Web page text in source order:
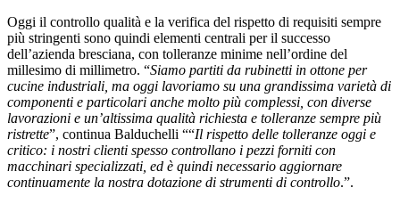
Oggi il controllo qualità e la verifica del rispetto di requisiti sempre
più stringenti sono quindi elementi centrali per il successo
dell’azienda bresciana, con tolleranze minime nell’ordine del
millesimo di millimetro. “Siamo partiti da rubinetti in ottone per
cucine industriali, ma oggi lavoriamo su una grandissima varietà di
componenti e particolari anche molto più complessi, con diverse
lavorazioni e un’altissima qualità richiesta e tolleranze sempre più
ristrette”, continua Balduchelli ““Il rispetto delle tolleranze oggi e
critico: i nostri clienti spesso controllano i pezzi forniti con
macchinari specializzati, ed è quindi necessario aggiornare
continuamente la nostra dotazione di strumenti di controllo.”.